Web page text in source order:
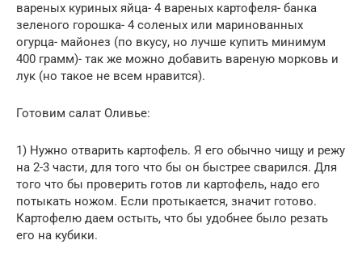
вареных куриных яйца- 4 вареных картофеля- банка
зеленого горошка- 4 соленых или маринованных
огурца- майонез (по вкусу, но лучше купить минимум
400 грамм)- так же можно добавить вареную морковь и
лук (но такое не всем нравится).
Готовим салат Оливье:
1) Нужно отварить картофель. Я его обычно чищу и режу
на 2-3 части, для того что бы он быстрее сварился. Для
того что бы проверить готов ли картофель, надо его
потыкать ножом. Если протыкается, значит готово.
Картофелю даем остыть, что бы удобнее было резать
его на кубики.